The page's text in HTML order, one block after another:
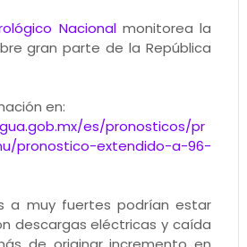
Nacionalmonitorea la
gran parte de la República
en:
es/pronosticos/pr
pronostico-extendido-a-96-
a muy fuertes podrían estar
descargas eléctricas y caída